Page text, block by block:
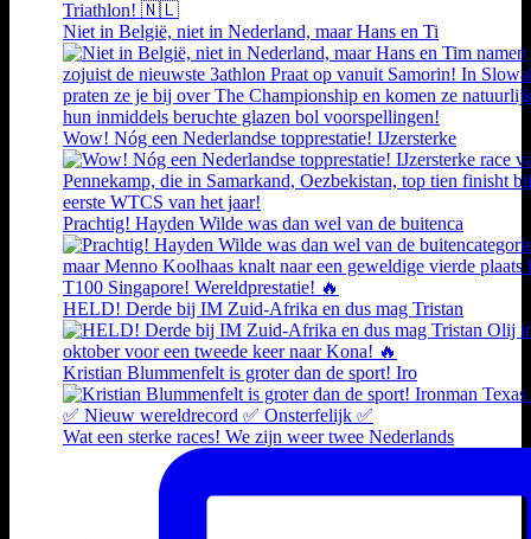
Niet in België, niet in Nederland, maar Hans en Ti
Wow! Nóg een Nederlandse topprestatie! IJzersterke
Prachtig! Hayden Wilde was dan wel van de buitenca
HELD! Derde bij IM Zuid-Afrika en dus mag Tristan
Kristian Blummenfelt is groter dan de sport! Iro
Wat een sterke races! We zijn weer twee Nederlands